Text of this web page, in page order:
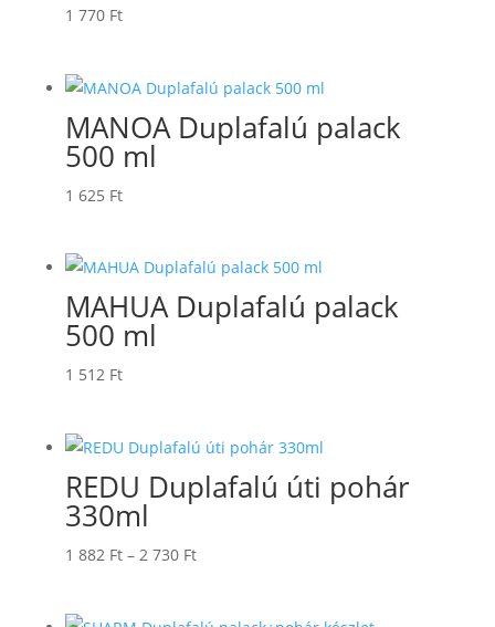
1 770 Ft
MANOA Duplafalú palack
500 ml
1 625 Ft
MAHUA Duplafalú palack
500 ml
1 512 Ft
REDU Duplafalú úti pohár
330ml
1 882 Ft – 2 730 FtÁrtartomány: